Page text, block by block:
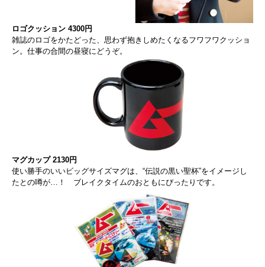
ロゴクッション 4300円
雑誌のロゴをかたどった、思わず抱きしめたくなるフワフワクッショ
ン。仕事の合間の昼寝にどうぞ。
マグカップ 2130円
使い勝手のいいビッグサイズマグは、“伝説の黒い聖杯”をイメージし
たとの噂が…！ ブレイクタイムのおともにぴったりです。